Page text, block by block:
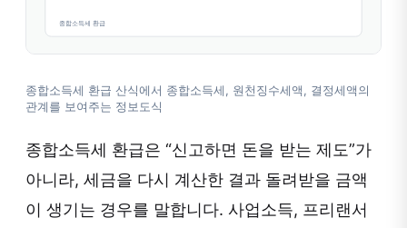
종합소득세 환급 산식에서 종합소득세, 원천징수세액, 결정세액의
관계를 보여주는 정보도식
종합소득세 환급은 “신고하면 돈을 받는 제도”가
아니라, 세금을 다시 계산한 결과 돌려받을 금액
이 생기는 경우를 말합니다. 사업소득, 프리랜서